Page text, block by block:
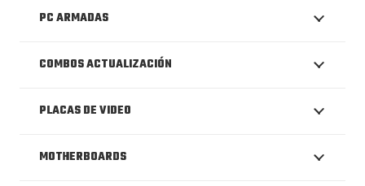
PC ARMADAS
COMBOS ACTUALIZACIÓN
PLACAS DE VIDEO
MOTHERBOARDS